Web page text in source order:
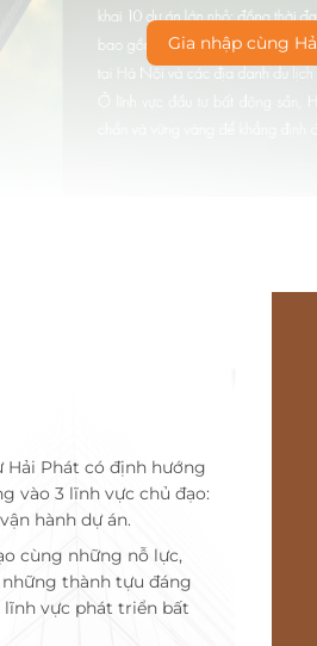
Gia nhập cùng
Hải Phát có định hướng
vào 3 lĩnh vực chủ đạo:
hành dự án.
cùng những nỗ lực,
những thành tựu đáng
vực phát triển bất